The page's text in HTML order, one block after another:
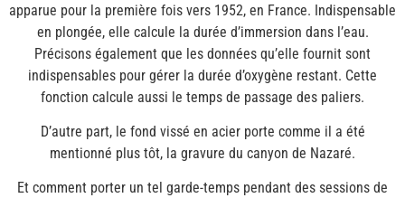
apparue pour la première fois vers 1952, en France. Indispensable
en plongée, elle calcule la durée d’immersion dans l’eau.
Précisons également que les données qu’elle fournit sont
indispensables pour gérer la durée d’oxygène restant. Cette
fonction calcule aussi le temps de passage des paliers.
D’autre part, le fond vissé en acier porte comme il a été
mentionné plus tôt, la gravure du canyon de Nazaré.
Et comment porter un tel garde-temps pendant des sessions de